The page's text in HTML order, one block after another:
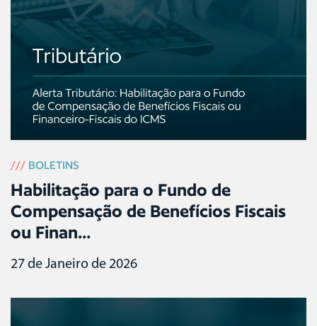
/// BOLETINS
Habilitação para o Fundo de
Compensação de Benefícios Fiscais
ou Finan...
27 de Janeiro de 2026